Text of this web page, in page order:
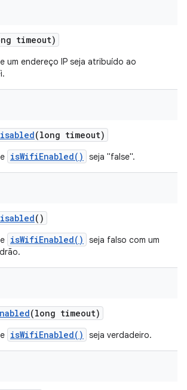
timeout)
um endereço IP seja atribuído ao
(long timeout)
isWifiEnabled() seja "false".
()
isWifiEnabled()
seja falso com um
(long timeout)
isWifiEnabled() seja verdadeiro.